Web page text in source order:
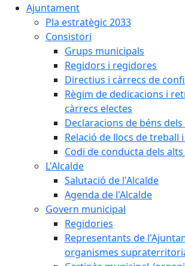
Ajuntament
Pla estratègic 2033
Consistori
Grups municipals
Regidors i regidores
Directius i càrrecs de
Règim de dedicacions i
càrrecs electes
Declaracions de béns
Relació de llocs de
Codi de conducta dels
L'Alcalde
Salutació de l'Alcalde
Agenda de l'Alcalde
Govern municipal
Regidories
Representants de
organismes